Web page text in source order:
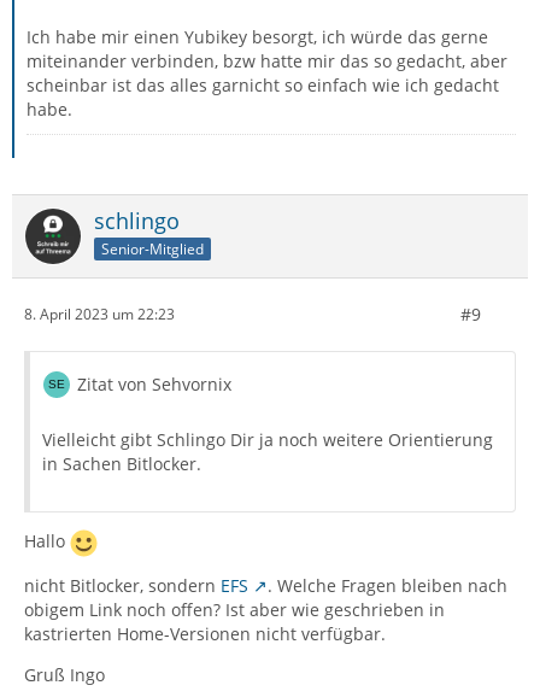
Ich habe mir einen Yubikey besorgt, ich würde das gerne
miteinander verbinden, bzw hatte mir das so gedacht, aber
scheinbar ist das alles garnicht so einfach wie ich gedacht
habe.
schlingo
Senior-Mitglied
8. April 2023 um 22:23 #9
Zitat von Sehvornix
Vielleicht gibt Schlingo Dir ja noch weitere Orientierung
in Sachen Bitlocker.
Hallo
nicht Bitlocker, sondern EFS
. Welche Fragen bleiben nach
obigem Link noch offen? Ist aber wie geschrieben in
kastrierten Home-Versionen nicht verfügbar.
Gruß Ingo